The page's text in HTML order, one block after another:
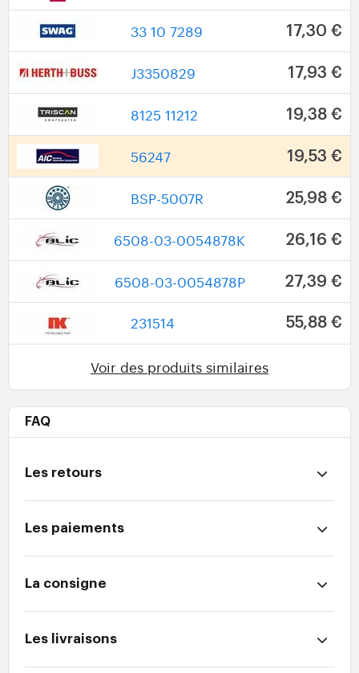
33 10 7289 17,30 €
J3350829 17,93 €
8125 11212 19,38 €
56247 19,53 €
BSP-5007R 25,98 €
6508-03-0054878K 26,16 €
6508-03-0054878P 27,39 €
231514 55,88 €
Voir des produits similaires
FAQ
Les retours
Les paiements
La consigne
Les livraisons